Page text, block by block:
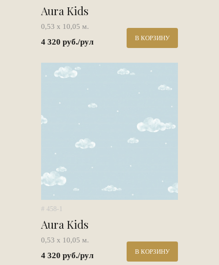
Aura Kids
0,53 х 10,05 м.
4 320 руб./рул В КОРЗИНУ
# 458-1
Aura Kids
0,53 х 10,05 м.
4 320 руб./рул В КОРЗИНУ